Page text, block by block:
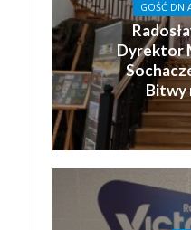
GOŚĆ
Dyrektor
Bitwy